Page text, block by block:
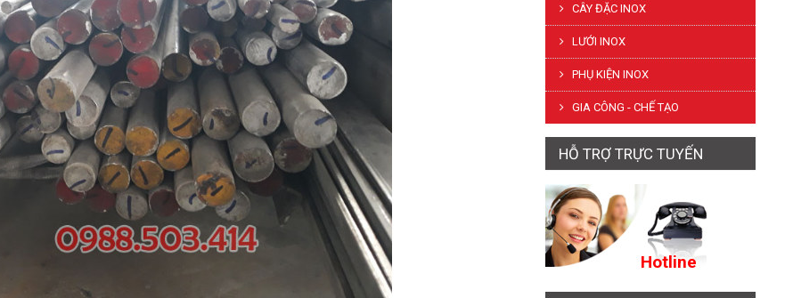
CÂY ĐẶC INOX
LƯỚI INOX
PHỤ KIỆN INOX
GIA CÔNG - CHẾ TẠO
HỖ TRỢ TRỰC TUYẾN
Hotline